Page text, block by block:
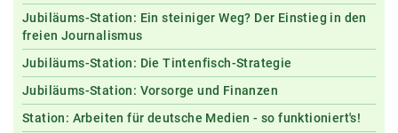
Jubiläums-Station: Ein steiniger Weg? Der Einstieg in den
freien Journalismus
Jubiläums-Station: Die Tintenfisch-Strategie
Jubiläums-Station: Vorsorge und Finanzen
Station: Arbeiten für deutsche Medien - so funktioniert's!